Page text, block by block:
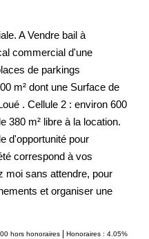
A Vendre bail à
commercial d'une
de parkings
m² dont une Surface de
. Cellule 2 : environ 600
380 m² libre à la location.
d'opportunité pour
correspond à vos
moi sans attendre, pour
et organiser une
hors honoraires | Honoraires : 4.05%